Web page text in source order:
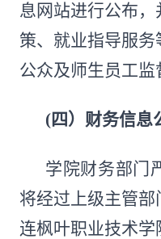
息网站进行公布
策、就业指导服
公众及师生员工监
(四） 财务信息
学院财务部门
将经过上级主管
连枫叶职业技术